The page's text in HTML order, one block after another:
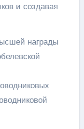
и создавая
награды